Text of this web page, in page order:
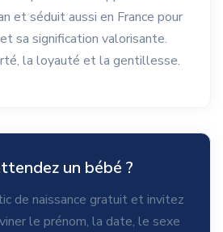
et séduit aussi en France pour
sa signification valorisante.
la loyauté et la gentillesse.
un bébé ?
de naissance gratuit et invitez
le prénom, la date, le sexe